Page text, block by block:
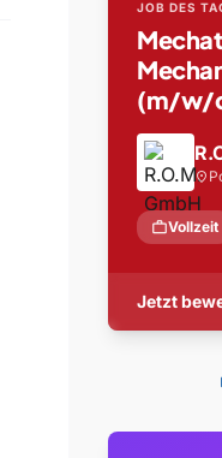
JOB DES
(m/w/
location_on
workVollzeit
Jetzt